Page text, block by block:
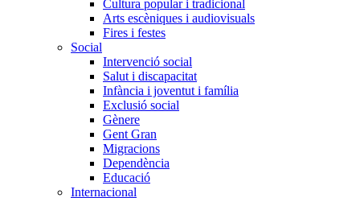
Cultura popular i tradicional
Arts escèniques i audiovisuals
Fires i festes
Social
Intervenció social
Salut i discapacitat
Infància i joventut i família
Exclusió social
Gènere
Gent Gran
Migracions
Dependència
Educació
Internacional